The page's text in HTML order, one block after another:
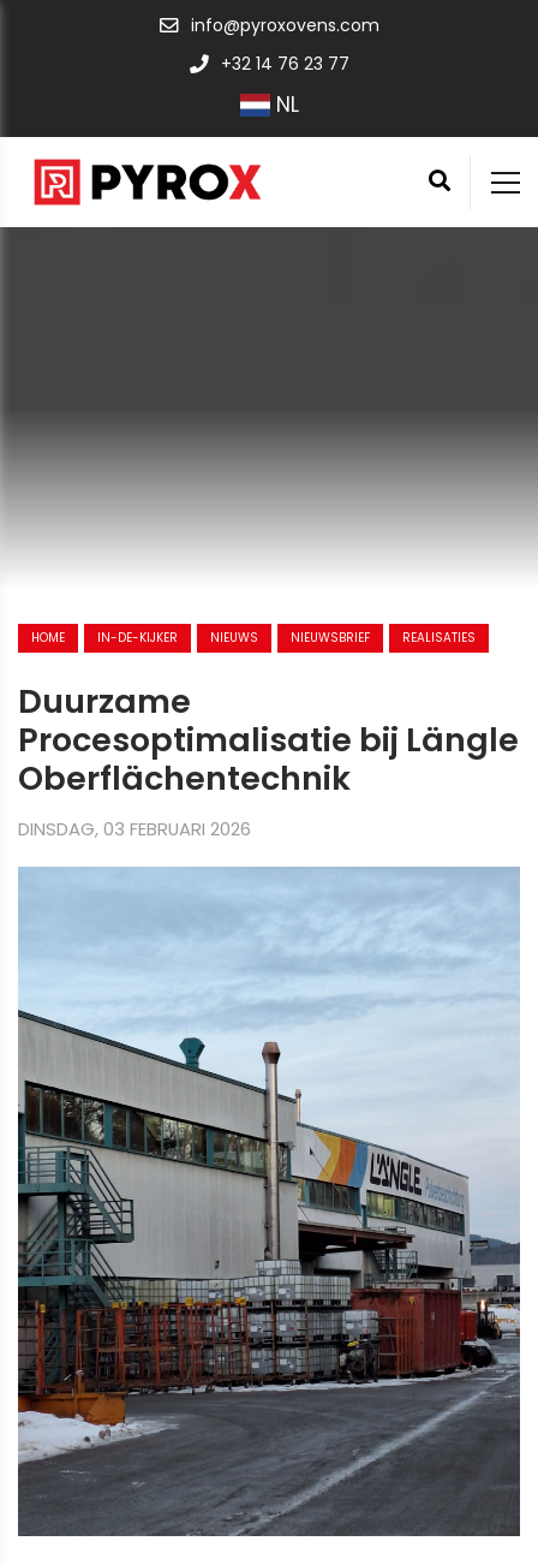
info@pyroxovens.com
+32 14 76 23 77
NL
HOME IN-DE-KIJKER NIEUWS NIEUWSBRIEF REALISATIES
Duurzame
Procesoptimalisatie bij Längle
Oberflächentechnik
DINSDAG, 03 FEBRUARI 2026